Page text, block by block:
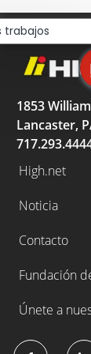
1853
Lancaster,
High.net
Noticia
Contacto
Fundación
Únete a
trabajos